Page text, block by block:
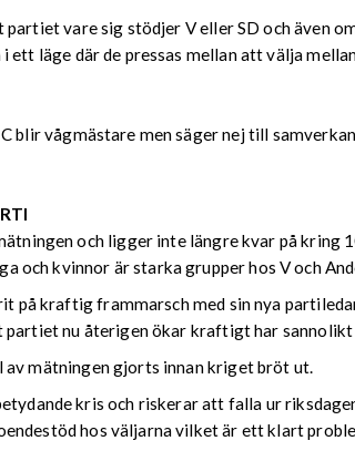
vare sig stödjer V eller SD och även
ett läge där de pressas mellan att välja
blir vågmästare men säger nej till
och ligger inte längre kvar på
och kvinnor är starka grupper hos V och
på kraftig frammarsch med sin nya
nu återigen ökar kraftigt har
av mätningen gjorts innan kriget bröt ut.
kris och riskerar att falla ur
hos väljarna vilket är ett klart